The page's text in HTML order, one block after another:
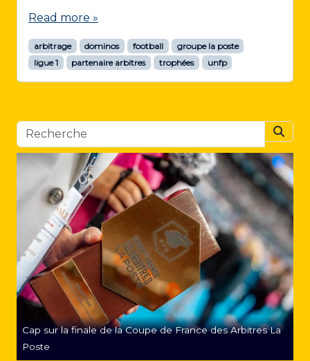
Read more »
arbitrage dominos football
groupe la poste
ligue 1
partenaire arbitres trophées unfp
Cap sur la finale de la Coupe de France des Arbitres La
Poste